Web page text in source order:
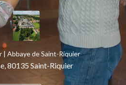
| Abbaye de Saint-Riquier
80135 Saint-Riquier